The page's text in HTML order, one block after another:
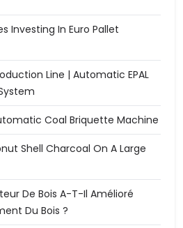
Investing In Euro Pallet
Line | Automatic EPAL
Coal Briquette Machine
Shell Charcoal On A Large
De Bois A-T-Il Amélioré
Du Bois ?